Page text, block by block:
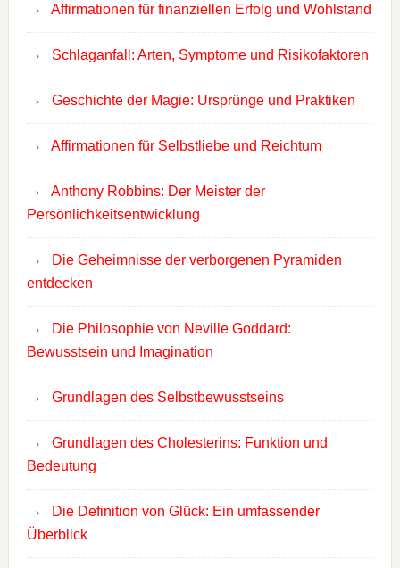
Affirmationen für finanziellen Erfolg und Wohlstand
Schlaganfall: Arten, Symptome und Risikofaktoren
Geschichte der Magie: Ursprünge und Praktiken
Affirmationen für Selbstliebe und Reichtum
Anthony Robbins: Der Meister der
Persönlichkeitsentwicklung
Die Geheimnisse der verborgenen Pyramiden
entdecken
Die Philosophie von Neville Goddard:
Bewusstsein und Imagination
Grundlagen des Selbstbewusstseins
Grundlagen des Cholesterins: Funktion und
Bedeutung
Die Definition von Glück: Ein umfassender
Überblick